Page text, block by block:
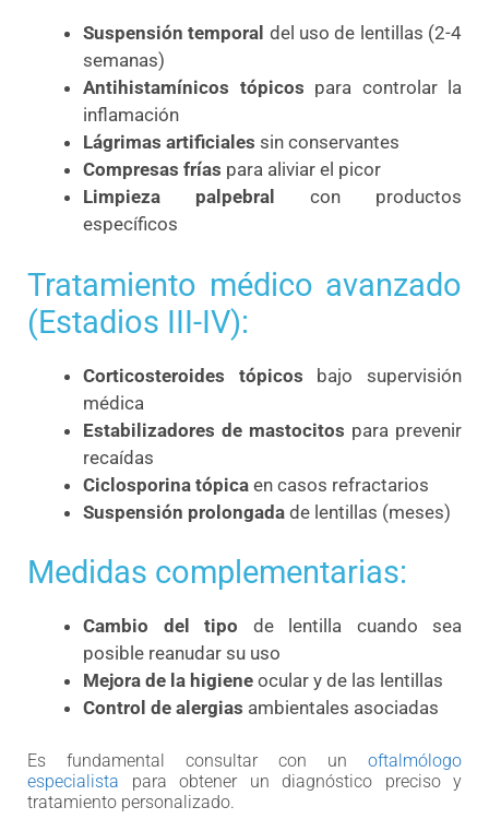
Suspensión temporal del uso de lentillas (2-4
semanas)
Antihistamínicos tópicos para controlar la
inflamación
Lágrimas artificiales sin conservantes
Compresas frías para aliviar el picor
Limpieza palpebral
con productos
específicos
Tratamiento médico avanzado
(Estadios III-IV):
Corticosteroides tópicos bajo supervisión
médica
Estabilizadores de mastocitos para prevenir
recaídas
Ciclosporina tópica en casos refractarios
Suspensión prolongada de lentillas (meses)
Medidas complementarias:
Cambio del tipo de lentilla cuando sea
posible reanudar su uso
Mejora de la higiene ocular y de las lentillas
Control de alergias ambientales asociadas
Es fundamental consultar con un oftalmólogo
especialista para obtener un diagnóstico preciso y
tratamiento personalizado.